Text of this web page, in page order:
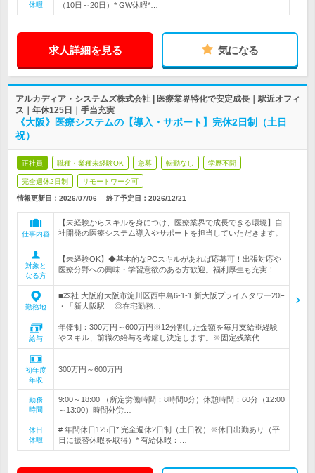
休暇
（10日～20日）* GW休暇*…
求人詳細を見る 気になる
アルカディア・システムズ株式会社 | 医療業界特化で安定成長｜駅近オフィ
ス｜年休125日｜手当充実
《大阪》医療システムの【導入・サポート】完休2日制（土日
祝）
正社員 職種・業種未経験OK 急募 転勤なし 学歴不問
完全週休2日制 リモートワーク可
情報更新日：2026/07/06 終了予定日： 2026/12/21
仕事内容
【未経験からスキルを身につけ、医療業界で成長できる環境】自
社開発の医療システム導入やサポートを担当していただきます。
対象と
なる方
【未経験OK】◆基本的なPCスキルがあれば応募可！出張対応や
医療分野への興味・学習意欲のある方歓迎。福利厚生も充実！
勤務地
■本社 大阪府大阪市淀川区西中島6-1-1 新大阪プライムタワー20F
・「新大阪駅」 ◎在宅勤務…
給与
年俸制：300万円～600万円※12分割した金額を毎月支給※経験
やスキル、前職の給与を考慮し決定します。※固定残業代…
初年度
年収
300万円～600万円
勤務
時間
9:00～18:00 （所定労働時間：8時間0分）休憩時間：60分（12:00
～13:00）時間外労…
休日
休暇
# 年間休日125日* 完全週休2日制（土日祝）※休日出勤あり（平
日に振替休暇を取得）* 有給休暇：…